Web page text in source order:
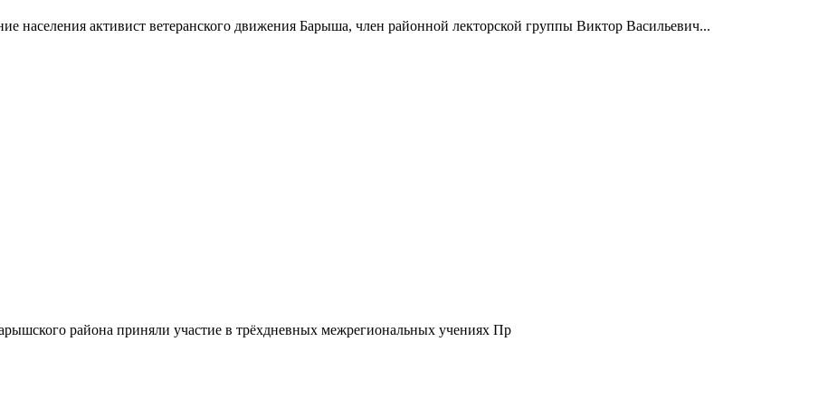
населения активист ветеранского движения Барыша, член районной лекторской группы Виктор Васильевич...
района приняли участие в трёхдневных межрегиональных учениях Пр